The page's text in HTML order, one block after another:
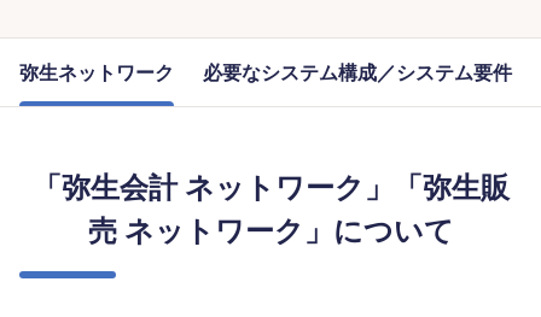
弥生ネットワーク 必要なシステム構成／システム要件
「弥生会計 ネットワーク」「弥生販
売 ネットワーク」について